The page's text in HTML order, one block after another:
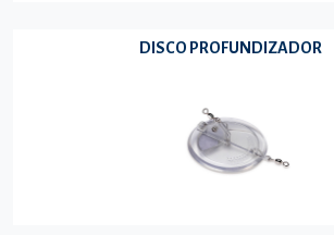
DISCO PROFUNDIZADOR